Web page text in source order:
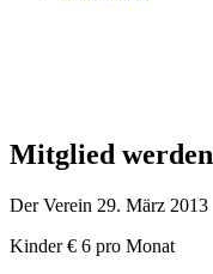
Mitglied werden
Der Verein 29. März 2013
Kinder € 6 pro Monat